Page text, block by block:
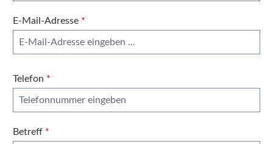
E-Mail-Adresse *
Telefon *
Betreff *